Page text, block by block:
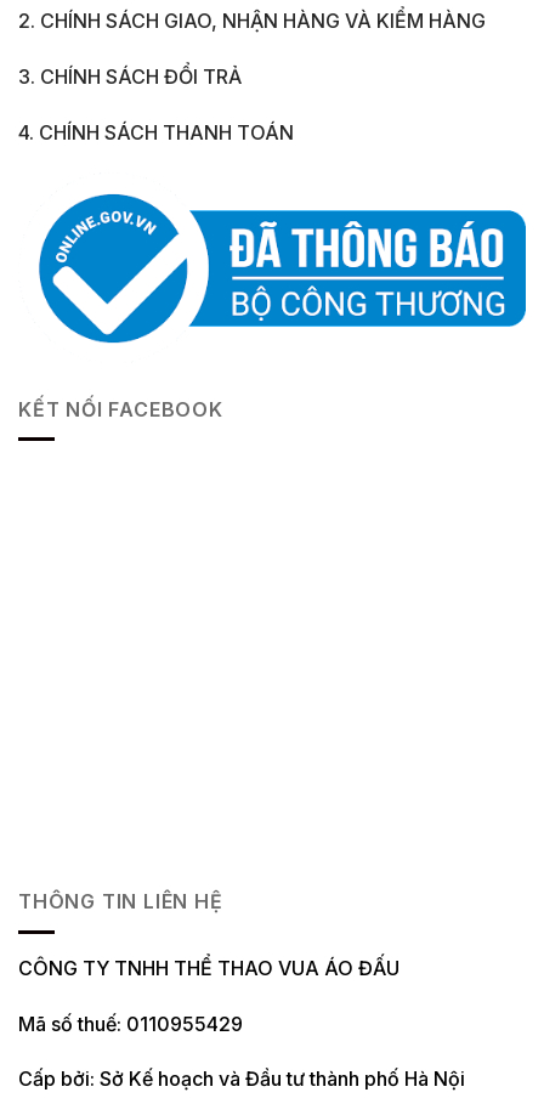
2. CHÍNH SÁCH GIAO, NHẬN HÀNG VÀ KIỂM HÀNG
3. CHÍNH SÁCH ĐỔI TRẢ
4. CHÍNH SÁCH THANH TOÁN
KẾT NỐI FACEBOOK
THÔNG TIN LIÊN HỆ
CÔNG TY TNHH THỂ THAO VUA ÁO ĐẤU
Mã số thuế: 0110955429
Cấp bởi: Sở Kế hoạch và Đầu tư thành phố Hà Nội